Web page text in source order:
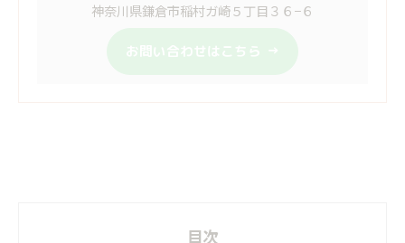
神奈川県鎌倉市稲村ガ崎５丁目３６−６
お問い合わせはこちら
目次